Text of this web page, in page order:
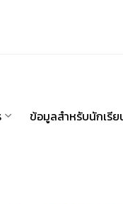
ข้อมูลสำหรับนักเรีย